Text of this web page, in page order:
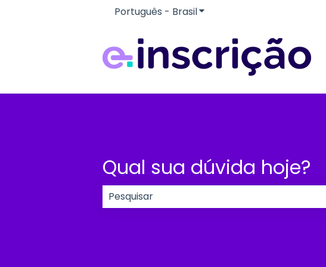
Português - BrasilMostrar submenu para
Qual sua dúvida hoje?